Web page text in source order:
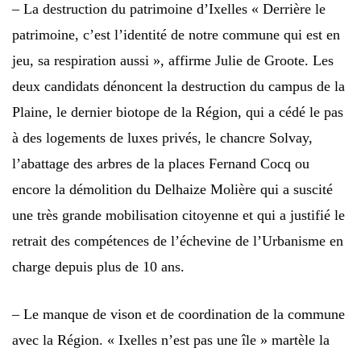
– La destruction du patrimoine d’Ixelles « Derrière le
patrimoine, c’est l’identité de notre commune qui est en
jeu, sa respiration aussi », affirme Julie de Groote. Les
deux candidats dénoncent la destruction du campus de la
Plaine, le dernier biotope de la Région, qui a cédé le pas
à des logements de luxes privés, le chancre Solvay,
l’abattage des arbres de la places Fernand Cocq ou
encore la démolition du Delhaize Molière qui a suscité
une très grande mobilisation citoyenne et qui a justifié le
retrait des compétences de l’échevine de l’Urbanisme en
charge depuis plus de 10 ans.
– Le manque de vison et de coordination de la commune
avec la Région. « Ixelles n’est pas une île » martèle la